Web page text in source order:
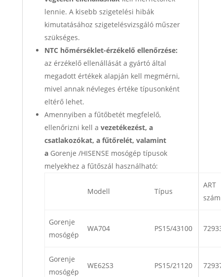
lennie. A kisebb szigetelési hibák
kimutatásához szigetelésvizsgáló műszer
szükséges.
NTC hőmérséklet-érzékelő ellenőrzése:
az érzékelő ellenállását a gyártó által
megadott értékek alapján kell megmérni,
mivel annak névleges értéke típusonként
eltérő lehet.
Amennyiben a fűtőbetét megfelelő,
ellenőrizni kell a vezetékezést, a
csatlakozókat, a fűtőrelét, valamint
a Gorenje /HISENSE mosógép típusok
melyekhez a fűtőszál használható:
Modell Típus
ART
szám
Gorenje
mosógép
WA704 PS15/43100
Gorenje
mosógép
WE62S3 PS15/21120